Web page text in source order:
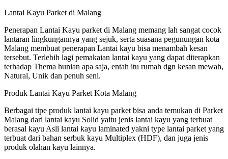
Lantai Kayu Parket di Malang
Penerapan Lantai Kayu parket di Malang memang lah sangat cocok
lantaran lingkungannya yang sejuk, serta suasana pegunungan kota
Malang membuat penerapan Lantai kayu bisa menambah kesan
tersebut. Terlebih lagi pemakaian lantai kayu yang dapat diterapkan
terhadap Thema hunian apa saja, entah itu rumah dgn kesan mewah,
Natural, Unik dan penuh seni.
Produk Lantai Kayu Parket Kota Malang
Berbagai tipe produk lantai kayu parket bisa anda temukan di Parket
Malang dari lantai kayu Solid yaitu jenis lantai kayu yang terbuat
berasal kayu Asli lantai kayu laminated yakni type lantai parket yang
terbuat dari bahan serbuk kayu Multiplex (HDF), dan juga jenis
produk olahan kayu lainnya.